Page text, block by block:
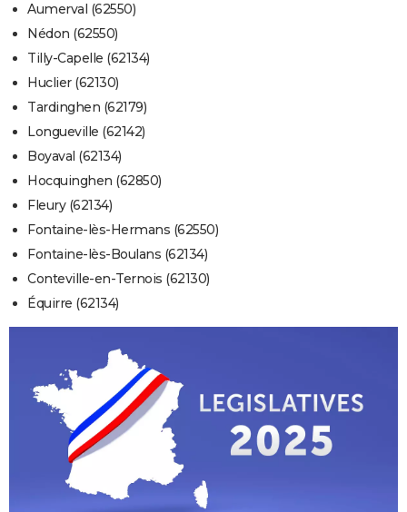
Aumerval (62550)
Nédon (62550)
Tilly-Capelle (62134)
Huclier (62130)
Tardinghen (62179)
Longueville (62142)
Boyaval (62134)
Hocquinghen (62850)
Fleury (62134)
Fontaine-lès-Hermans (62550)
Fontaine-lès-Boulans (62134)
Conteville-en-Ternois (62130)
Équirre (62134)